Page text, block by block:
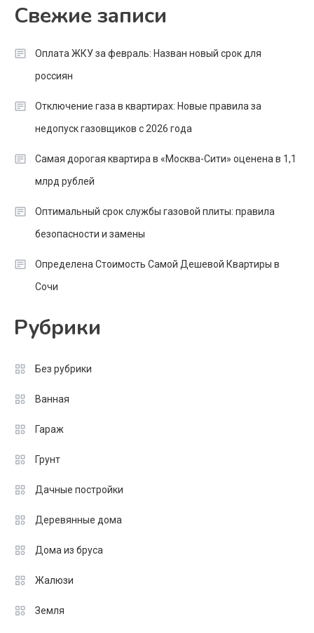
Свежие записи
Оплата ЖКУ за февраль: Назван новый срок для
россиян
Отключение газа в квартирах: Новые правила за
недопуск газовщиков с 2026 года
Самая дорогая квартира в «Москва-Сити» оценена в 1,1
млрд рублей
Оптимальный срок службы газовой плиты: правила
безопасности и замены
Определена Стоимость Самой Дешевой Квартиры в
Сочи
Рубрики
Без рубрики
Ванная
Гараж
Грунт
Дачные постройки
Деревянные дома
Дома из бруса
Жалюзи
Земля